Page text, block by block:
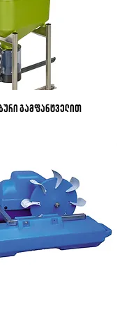
გამფანტველით